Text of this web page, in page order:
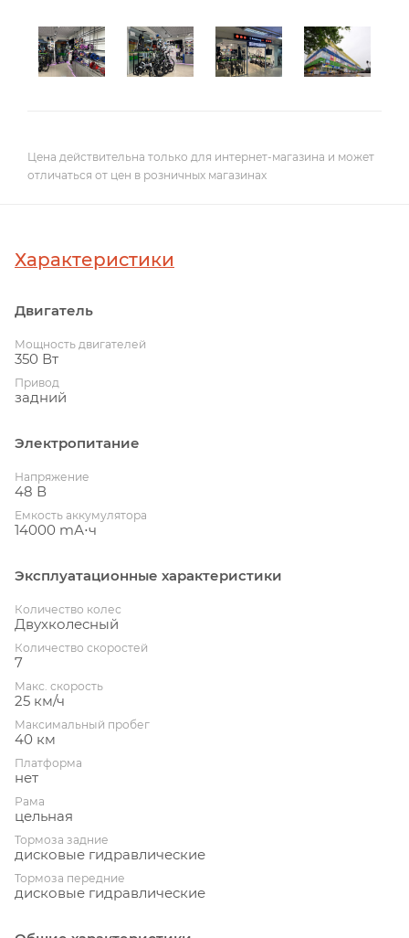
Цена действительна только для интернет-магазина и может
отличаться от цен в розничных магазинах
Характеристики
Двигатель
Мощность двигателей
350 Вт
Привод
задний
Электропитание
Напряжение
48 В
Емкость аккумулятора
14000 mА⋅ч
Эксплуатационные характеристики
Количество колес
Двухколесный
Количество скоростей
7
Макс. скорость
25 км/ч
Максимальный пробег
40 км
Платформа
нет
Рама
цельная
Тормоза задние
дисковые гидравлические
Тормоза передние
дисковые гидравлические